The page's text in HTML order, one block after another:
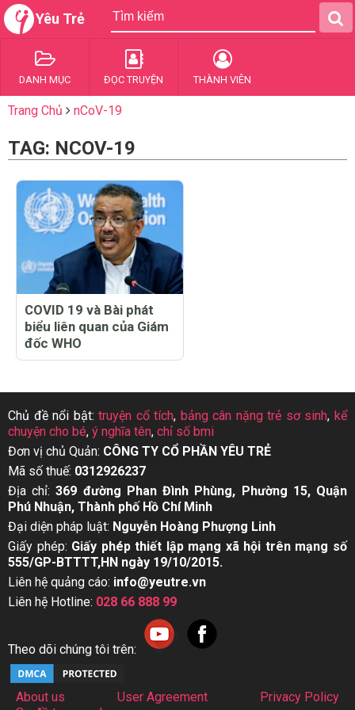
Yêu Trẻ
DANH MỤC ĐỌC TRUYỆN THÀNH VIÊN
Trang Chủ nCoV-19
TAG: NCOV-19
COVID 19 và Bài phát
biểu liên quan của Giám
đốc WHO
Chủ đề nổi bật:truyện cổ tích, bảng cân nặng trẻ sơ sinh,kể
chuyện cho bé, ý nghĩa tên, chỉ số bmi
Đơn vị chủ Quản: CÔNG TY CỔ PHẦN YÊU TRẺ
Mã số thuế: 0312926237
Địa chỉ:369 đường Phan Đình Phùng, Phường 15, Quận
Phú Nhuận, Thành phố Hồ Chí Minh
Đại diện pháp luật: Nguyễn Hoàng Phượng Linh
Giấy phép: Giấy phép thiết lập mạng xã hội trên mạng số
555/GP-BTTTT,HN ngày 19/10/2015.
Liên hệ quảng cáo: info@yeutre.vn
Liên hệ Hotline: 028 66 888 99
Theo dõi chúng tôi trên:
About us User Agreement
Privacy Policy